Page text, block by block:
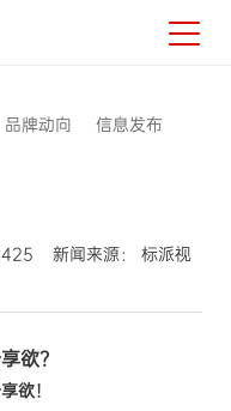
品牌动向 信息发布
新闻来源： 标派视
欲？
欲！